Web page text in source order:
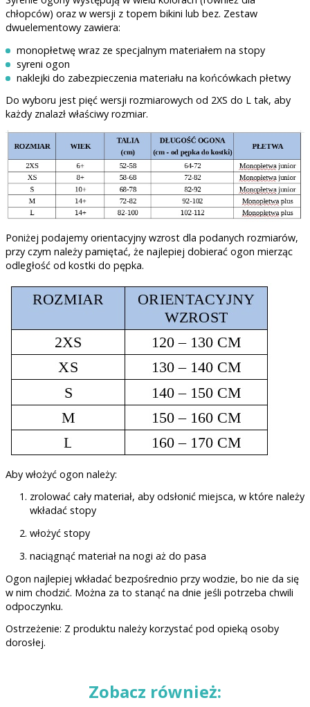
chłopców) oraz w wersji z topem bikini lub bez. Zestaw
dwuelementowy zawiera:
monopłetwę wraz ze specjalnym materiałem na stopy
syreni ogon
naklejki do zabezpieczenia materiału na końcówkach płetwy
Do wyboru jest pięć wersji rozmiarowych od 2XS do L tak, aby
każdy znalazł właściwy rozmiar.
Poniżej podajemy orientacyjny wzrost dla podanych rozmiarów,
przy czym należy pamiętać, że najlepiej dobierać ogon mierząc
odległość od kostki do pępka.
Aby włożyć ogon należy:
zrolować cały materiał, aby odsłonić miejsca, w które należy
wkładać stopy
włożyć stopy
naciągnąć materiał na nogi aż do pasa
Ogon najlepiej wkładać bezpośrednio przy wodzie, bo nie da się
w nim chodzić. Można za to stanąć na dnie jeśli potrzeba chwili
odpoczynku.
Ostrzeżenie: Z produktu należy korzystać pod opieką osoby
dorosłej.
Zobacz również: